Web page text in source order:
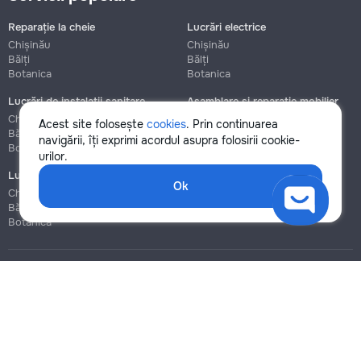
Acest site folosește cookies. Prin continuarea
navigării, îți exprimi acordul asupra folosirii cookie-
urilor.
Ok
Reparație la cheie
Chișinău
Bălți
Botanica
Lucrări electrice
Chișinău
Bălți
Botanica
Lucrări de instalații sanitare
Chișinău
Bălți
Botanica
Asamblare și reparație mobilier
Chișinău
Botanica
Lucrări de construcție și instalare
Chișinău
Bălți
Botanica